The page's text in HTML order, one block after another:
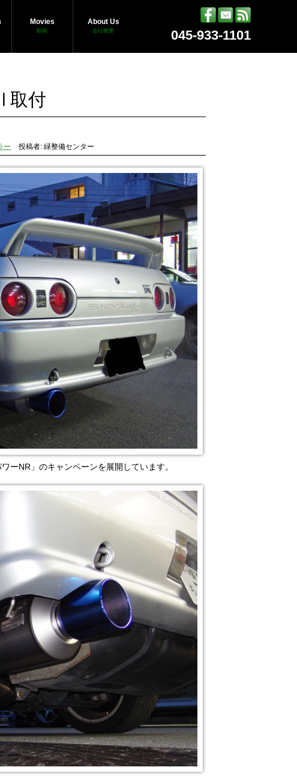
Movies
動画
About Us
会社概要 045-933-1101
取付
ー 投稿者: 緑整備センター
ーNR」のキャンペーンを展開しています。